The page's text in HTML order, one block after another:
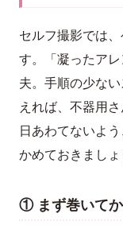
セルフ撮影では
す。「凝ったア
夫。手順の少な
えれば、不器用
日あわてないよ
かめておきましょ
① まず巻いて